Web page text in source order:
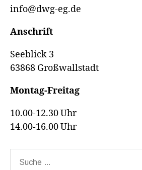
info@dwg-eg.de
Anschrift
Seeblick 3
63868 Großwallstadt
Montag-Freitag
10.00-12.30 Uhr
14.00-16.00 Uhr
nach: